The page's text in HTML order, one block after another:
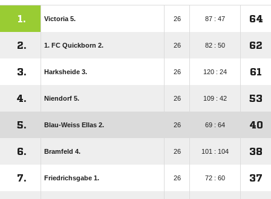
1. Victoria 5. 26 87 : 47 64
2. 1. FC Quickborn 2. 26 82 : 50 62
3. Harksheide 3. 26 120 : 24 61
4. Niendorf 5. 26 109 : 42 53
5. Blau-Weiss Ellas 2. 26 69 : 64 40
6. Bramfeld 4. 26 101 : 104 38
7. Friedrichsgabe 1. 26 72 : 60 37